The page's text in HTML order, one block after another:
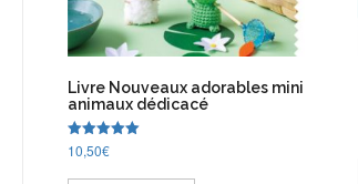
Livre Nouveaux adorables mini
animaux dédicacé
Note
5.00
10,50€